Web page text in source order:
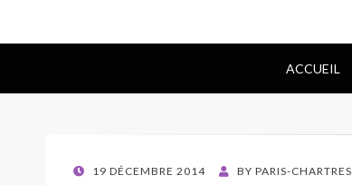
ACCUEIL
POSTED
19 DÉCEMBRE 2014 BY PARIS-CHARTRES